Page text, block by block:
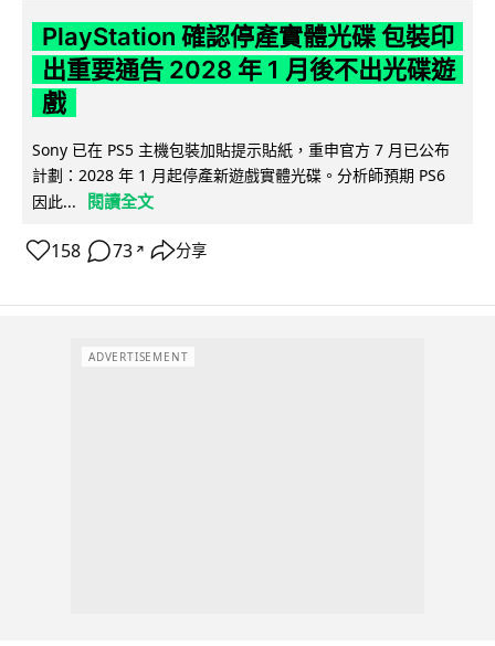
PlayStation 確認停產實體光碟 包裝印
出重要通告 2028 年 1 月後不出光碟遊
戲
Sony 已在 PS5 主機包裝加貼提示貼紙，重申官方 7 月已公布
計劃：2028 年 1 月起停產新遊戲實體光碟。分析師預期 PS6
因此...
閱讀全文
158 73 ↗ 分享
ADVERTISEMENT